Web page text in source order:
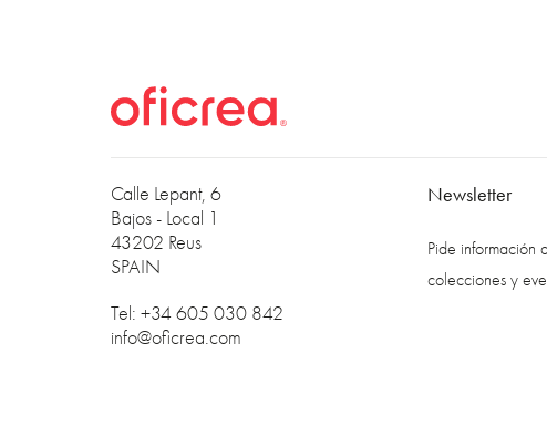
Calle Lepant, 6
Bajos - Local 1
43202 Reus
SPAIN
Tel: +34 605 030 842
info@oficrea.com
Newsletter
Pide información
colecciones y